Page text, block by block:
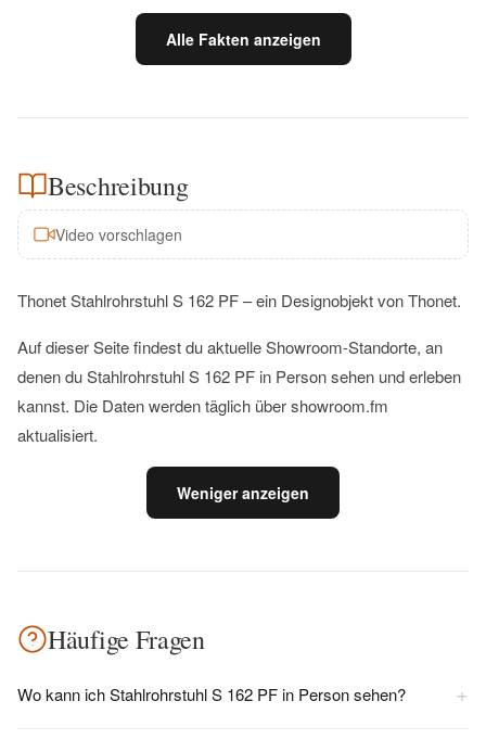
Alle Fakten anzeigen
Beschreibung
Video vorschlagen
Thonet Stahlrohrstuhl S 162 PF – ein Designobjekt von Thonet.
Auf dieser Seite findest du aktuelle Showroom-Standorte, an
denen du Stahlrohrstuhl S 162 PF in Person sehen und erleben
kannst. Die Daten werden täglich über showroom.fm
aktualisiert.
Weniger anzeigen
Häufige Fragen
Wo kann ich Stahlrohrstuhl S 162 PF in Person sehen? +